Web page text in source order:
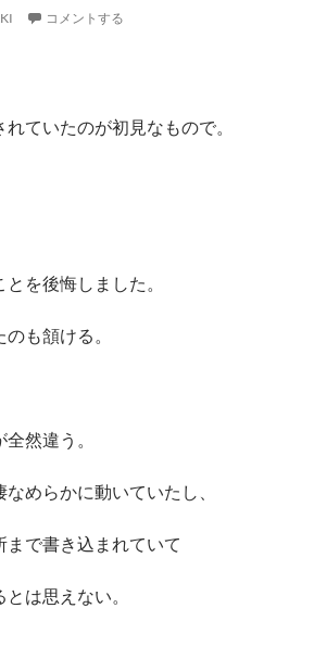
コメントする
ていたのが初見なもので。
を後悔しました。
も頷ける。
然違う。
めらかに動いていたし、
まで書き込まれていて
は思えない。